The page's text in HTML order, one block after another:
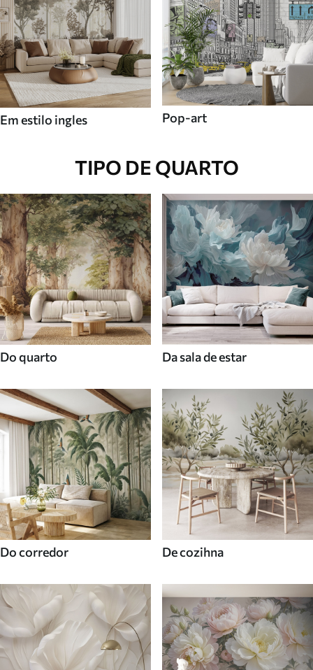
Em estilo ingles Pop-art
TIPO DE QUARTO
Do quarto Da sala de estar
Do corredor De cozihna